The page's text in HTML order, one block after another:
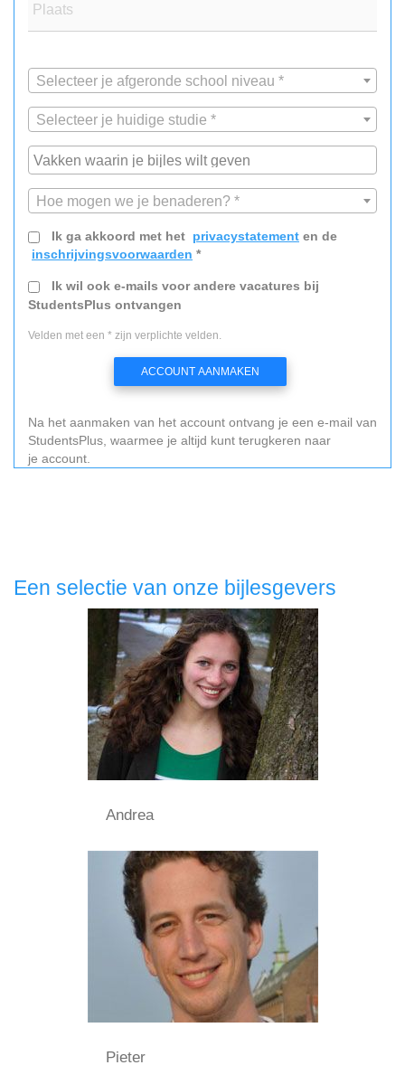
Plaats
Selecteer je afgeronde school niveau *
Selecteer je huidige studie *
Hoe mogen we je benaderen? *
Ik ga akkoord met het privacystatement en de
inschrijvingsvoorwaarden *
Ik wil ook e-mails voor andere vacatures bij
StudentsPlus ontvangen
Velden met een * zijn verplichte velden.
ACCOUNT AANMAKEN
Na het aanmaken van het account ontvang je een e-mail van
StudentsPlus, waarmee je altijd kunt terugkeren naar
je account.
Een selectie van onze bijlesgevers
Andrea
Pieter